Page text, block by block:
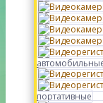
портативные